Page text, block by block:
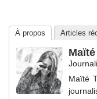
À propos Articles
Maïté